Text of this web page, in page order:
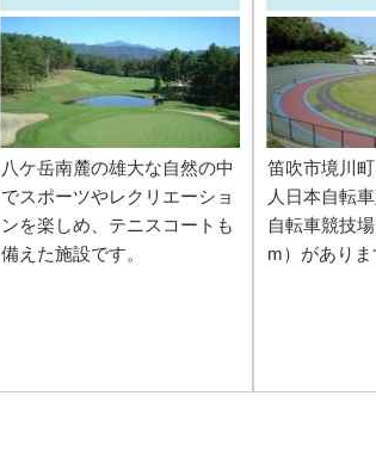
八ケ岳南麓の雄大な自然の中
でスポーツやレクリエーショ
ンを楽しめ、テニスコートも
備えた施設です。
笛吹市境川
人日本自転
自転車競技
m）がありま